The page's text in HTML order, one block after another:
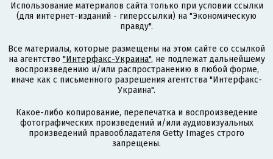
Использование материалов сайта только при условии ссылки
(для интернет-изданий - гиперссылки) на "Экономическую
правду".
Все материалы, которые размещены на этом сайте со ссылкой
на агентство "Интерфакс-Украина", не подлежат дальнейшему
воспроизведению и/или распространению в любой форме,
иначе как с письменного разрешения агентства "Интерфакс-
Украина".
Какое-либо копирование, перепечатка и воспроизведение
фотографических произведений и/или аудиовизуальных
произведений правообладателя Getty Images строго
запрещены.